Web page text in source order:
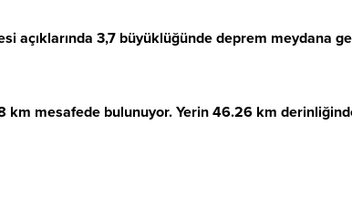
açıklarında 3,7 büyüklüğünde deprem meydana
km mesafede bulunuyor. Yerin 46.26 km